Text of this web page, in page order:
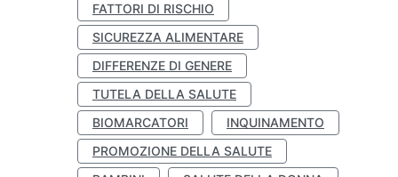
FATTORI DI RISCHIO
SICUREZZA ALIMENTARE
DIFFERENZE DI GENERE
TUTELA DELLA SALUTE
BIOMARCATORI
INQUINAMENTO
PROMOZIONE DELLA SALUTE